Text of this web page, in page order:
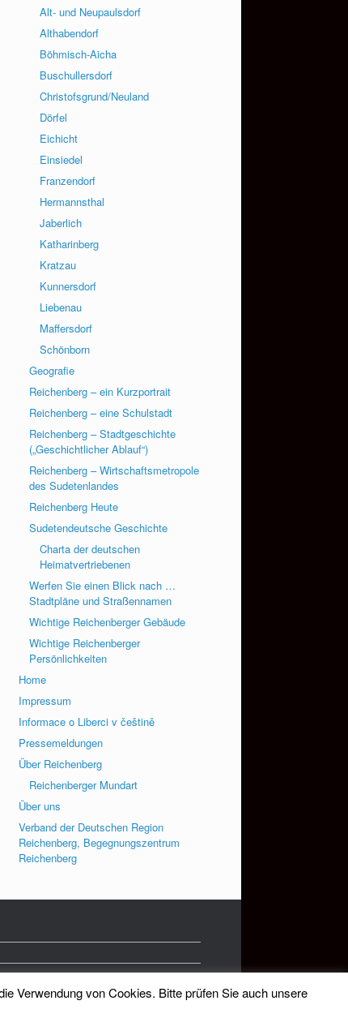
Alt- und Neupaulsdorf
Althabendorf
Böhmisch-Aicha
Buschullersdorf
Christofsgrund/Neuland
Dörfel
Eichicht
Einsiedel
Franzendorf
Hermannsthal
Jaberlich
Katharinberg
Kratzau
Kunnersdorf
Liebenau
Maffersdorf
Schönborn
Geografie
Reichenberg – ein Kurzportrait
Reichenberg – eine Schulstadt
Reichenberg – Stadtgeschichte
(„Geschichtlicher Ablauf“)
Reichenberg – Wirtschaftsmetropole
des Sudetenlandes
Reichenberg Heute
Sudetendeutsche Geschichte
Charta der deutschen
Heimatvertriebenen
Werfen Sie einen Blick nach …
Stadtpläne und Straßennamen
Wichtige Reichenberger Gebäude
Wichtige Reichenberger
Persönlichkeiten
Home
Impressum
Informace o Liberci v češtině
Pressemeldungen
Über Reichenberg
Reichenberger Mundart
Über uns
Verband der Deutschen Region
Reichenberg, Begegnungszentrum
Reichenberg
Verwendung von Cookies. Bitte prüfen Sie auch unsere